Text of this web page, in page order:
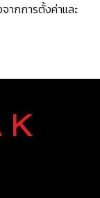
ากการตั้งค่าและ